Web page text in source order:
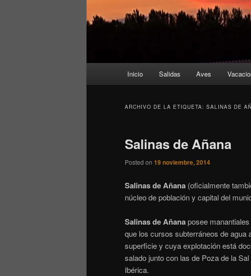
Inicio Salidas Aves
ARCHIVO DE LA ETIQUETA: SALINAS DE
Salinas de Añana
Posted on 19 noviembre, 2014
Salinas de Añana (oficialmente
núcleo de población y capital del
Salinas de Añanaposee
que los cursos subterráneos de agua
superficie y cuya explotación está
salado junto con las de Poza de la
Ibérica.